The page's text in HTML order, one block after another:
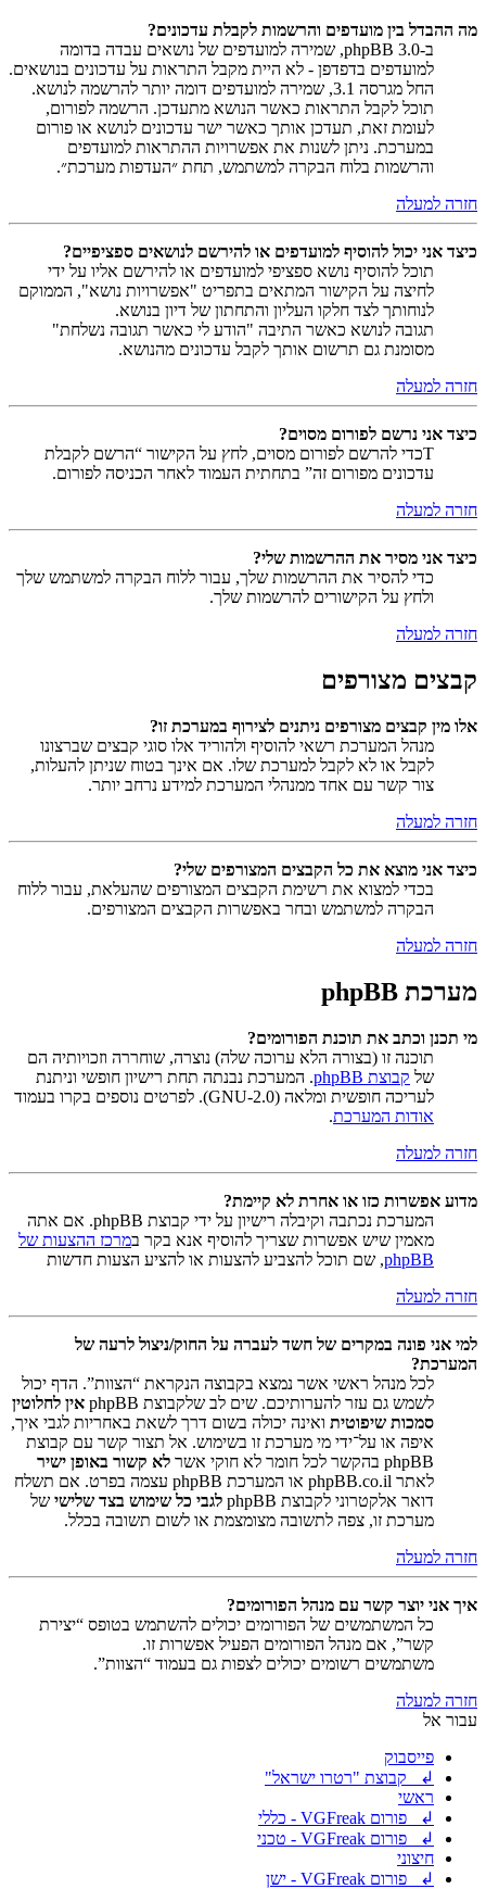
מה ההבדל בין מועדפים והרשמות לקבלת עדכונים?
ב-phpBB 3.0, שמירה למועדפים של נושאים עבדה בדומה
למועדפים בדפדפן - לא היית מקבל התראות על עדכונים בנושאים.
החל מגרסה 3.1, שמירה למועדפים דומה יותר להרשמה לנושא.
תוכל לקבל התראות כאשר הנושא מתעדכן. הרשמה לפורום,
לעומת זאת, תעדכן אותך כאשר ישר עדכונים לנושא או פורום
במערכת. ניתן לשנות את אפשרויות ההתראות למועדפים
והרשמות בלוח הבקרה למשתמש, תחת ״העדפות מערכת״.
חזרה למעלה
כיצד אני יכול להוסיף למועדפים או להירשם לנושאים ספציפיים?
תוכל להוסיף נושא ספציפי למועדפים או להירשם אליו על ידי
לחיצה על הקישור המתאים בתפריט "אפשרויות נושא", הממוקם
לנוחותך לצד חלקו העליון והתחתון של דיון בנושא.
תגובה לנושא כאשר התיבה "הודע לי כאשר תגובה נשלחת"
מסומנת גם תרשום אותך לקבל עדכונים מהנושא.
חזרה למעלה
כיצד אני נרשם לפורום מסוים?
Tכדי להרשם לפורום מסוים, לחץ על הקישור “הרשם לקבלת
עדכונים מפורום זה” בתחתית העמוד לאחר הכניסה לפורום.
חזרה למעלה
כיצד אני מסיר את ההרשמות שלי?
כדי להסיר את ההרשמות שלך, עבור ללוח הבקרה למשתמש שלך
ולחץ על הקישורים להרשמות שלך.
חזרה למעלה
קבצים מצורפים
אלו מין קבצים מצורפים ניתנים לצירוף במערכת זו?
מנהל המערכת רשאי להוסיף ולהוריד אלו סוגי קבצים שברצונו
לקבל או לא לקבל למערכת שלו. אם אינך בטוח שניתן להעלות,
צור קשר עם אחד ממנהלי המערכת למידע נרחב יותר.
חזרה למעלה
כיצד אני מוצא את כל הקבצים המצורפים שלי?
בכדי למצוא את רשימת הקבצים המצורפים שהעלאת, עבור ללוח
הבקרה למשתמש ובחר באפשרות הקבצים המצורפים.
חזרה למעלה
מערכת phpBB
מי תכנן וכתב את תוכנת הפורומים?
תוכנה זו (בצורה הלא ערוכה שלה) נוצרה, שוחררה וזכויותיה הם
של קבוצת phpBB
. המערכת נבנתה תחת רישיון חופשי וניתנת
לעריכה חופשית ומלאה (GNU-2.0). לפרטים נוספים בקרו בעמוד
אודות המערכת.
חזרה למעלה
מדוע אפשרות כזו או אחרת לא קיימת?
המערכת נכתבה וקיבלה רישיון על ידי קבוצת phpBB. אם אתה
מאמין שיש אפשרות שצריך להוסיף אנא בקר במרכז ההצעות של
phpBB, שם תוכל להצביע להצעות או להציע הצעות חדשות
חזרה למעלה
למי אני פונה במקרים של חשד לעברה על החוק/ניצול לרעה של
המערכת?
לכל מנהל ראשי אשר נמצא בקבוצה הנקראת “הצוות”. הדף יכול
לשמש גם עזר להערותיכם. שים לב שלקבוצת phpBB
אין לחלוטין
סמכות שיפוטית ואינה יכולה בשום דרך לשאת באחריות לגבי איך,
איפה או על־ידי מי מערכת זו בשימוש. אל תצור קשר עם קבוצת
phpBB בהקשר לכל חומר לא חוקי אשר
לא קשור באופן ישיר
לאתר phpBB.co.il או המערכת phpBB עצמה בפרט. אם תשלח
דואר אלקטרוני לקבוצת phpBB
לגבי כל שימוש בצד שלישי של
מערכת זו, צפה לתשובה מצומצמת או לשום תשובה בכלל.
חזרה למעלה
איך אני יוצר קשר עם מנהל הפורומים?
כל המשתמשים של הפורומים יכולים להשתמש בטופס “יצירת
קשר”, אם מנהל הפורומים הפעיל אפשרות זו.
משתמשים רשומים יכולים לצפות גם בעמוד “הצוות”.
חזרה למעלה
עבור אל
פייסבוק
↲ קבוצת "רטרו ישראל"
ראשי
↲ פורום VGFreak - כללי
↲ פורום VGFreak - טכני
חיצוני
↲ פורום VGFreak - ישן